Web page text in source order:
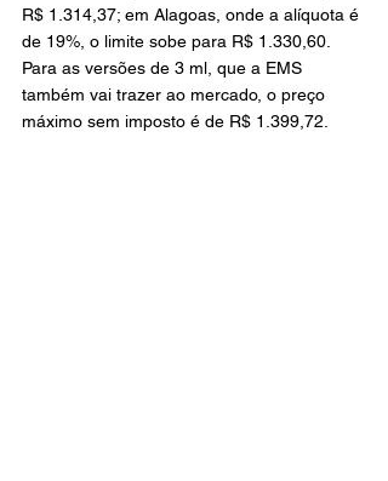
R$ 1.314,37; em Alagoas, onde a alíquota é
de 19%, o limite sobe para R$ 1.330,60.
Para as versões de 3 ml, que a EMS
também vai trazer ao mercado, o preço
máximo sem imposto é de R$ 1.399,72.